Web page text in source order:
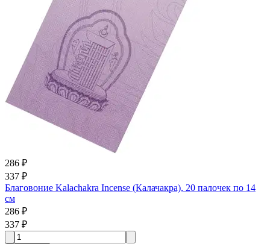
286 ₽
337 ₽
Благовоние Kalachakra Incense (Калачакра), 20 палочек по 14
см
286 ₽
337 ₽